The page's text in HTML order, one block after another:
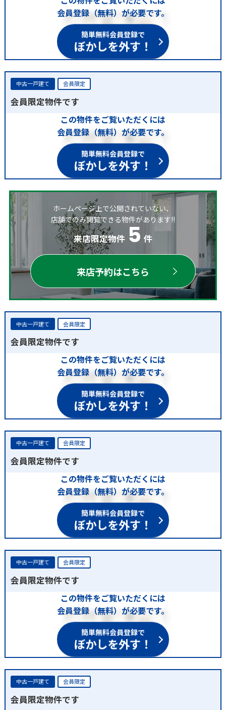
会員登録（無料）が必要です。
簡単無料会員登録で
ぼかしを外す！
中古一戸建て 会員限定
会員限定物件です
この物件をご覧いただくには
会員登録（無料）が必要です。
簡単無料会員登録で
ぼかしを外す！
ホームページ上で公開されていない、
店舗でのみ閲覧できる物件があります!!
来店限定物件 5 件
来店予約はこちら
中古一戸建て 会員限定
会員限定物件です
この物件をご覧いただくには
会員登録（無料）が必要です。
簡単無料会員登録で
ぼかしを外す！
中古一戸建て 会員限定
会員限定物件です
この物件をご覧いただくには
会員登録（無料）が必要です。
簡単無料会員登録で
ぼかしを外す！
中古一戸建て 会員限定
会員限定物件です
この物件をご覧いただくには
会員登録（無料）が必要です。
簡単無料会員登録で
ぼかしを外す！
中古一戸建て 会員限定
会員限定物件です